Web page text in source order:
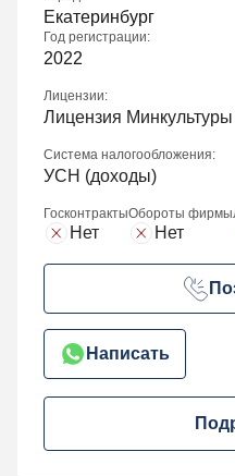
Екатеринбург
Год регистрации:
2022
Лицензии:
Лицензия Минкультуры
Система налогообложения:
УСН (доходы)
Госконтракты
Нет
Обороты фирмы
Нет
Написать